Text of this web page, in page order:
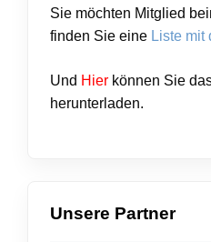
Sie möchten Mitglied
finden Sie eine Liste mit
Und Hier können Sie
herunterladen.
Unsere Partner